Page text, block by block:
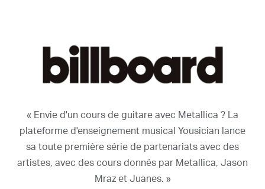
« Envie d'un cours de guitare avec Metallica ? La
plateforme d'enseignement musical Yousician lance
sa toute première série de partenariats avec des
artistes, avec des cours donnés par Metallica, Jason
Mraz et Juanes. »